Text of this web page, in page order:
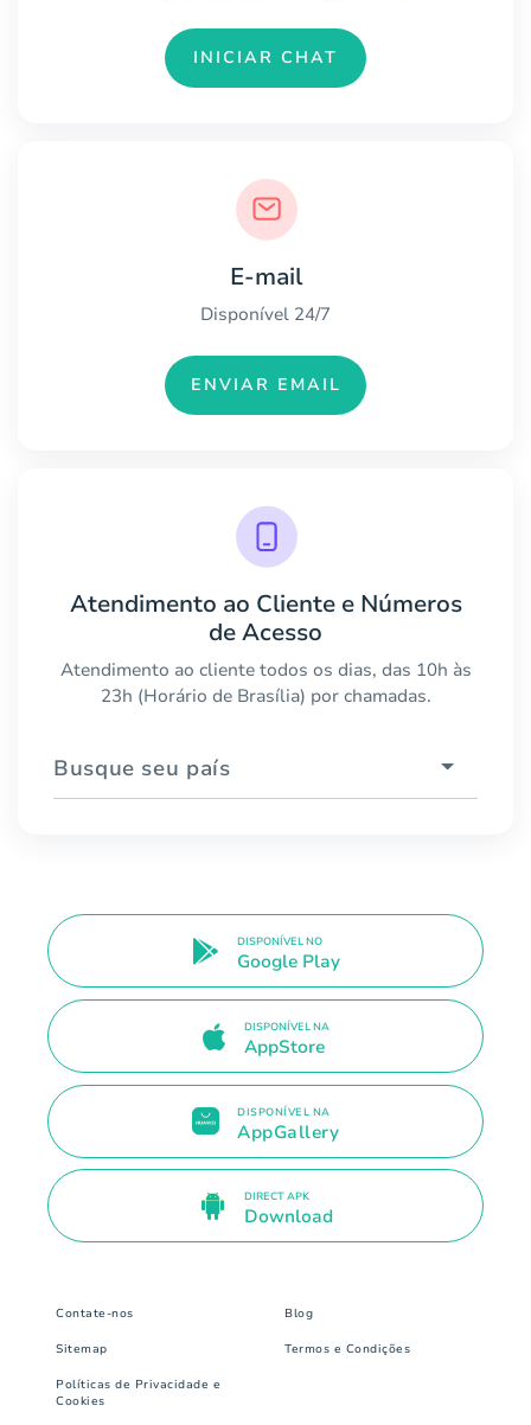
INICIAR CHAT
E-mail
Disponível 24/7
ENVIAR EMAIL
Atendimento ao Cliente e Números
de Acesso
Atendimento ao cliente todos os dias, das 10h às
23h (Horário de Brasília) por chamadas.
Busque seu país
DISPONÍVEL NO
Google Play
DISPONÍVEL NA
AppStore
DISPONÍVEL NA
AppGallery
DIRECT APK
Download
Contate-nos Blog
Sitemap Termos e Condições
Políticas de Privacidade e
Cookies